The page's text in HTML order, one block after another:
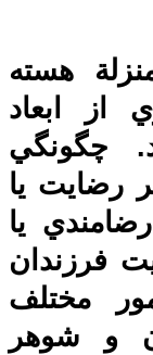
هسته
از ابعاد
چگونگي
رضايت يا
يا
فرزندان
مختلف
بگذارد.4 زن و شوهر